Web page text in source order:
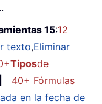
15:12
texto,Eliminar
Tiposde
40+ Fórmulas
en la fecha de